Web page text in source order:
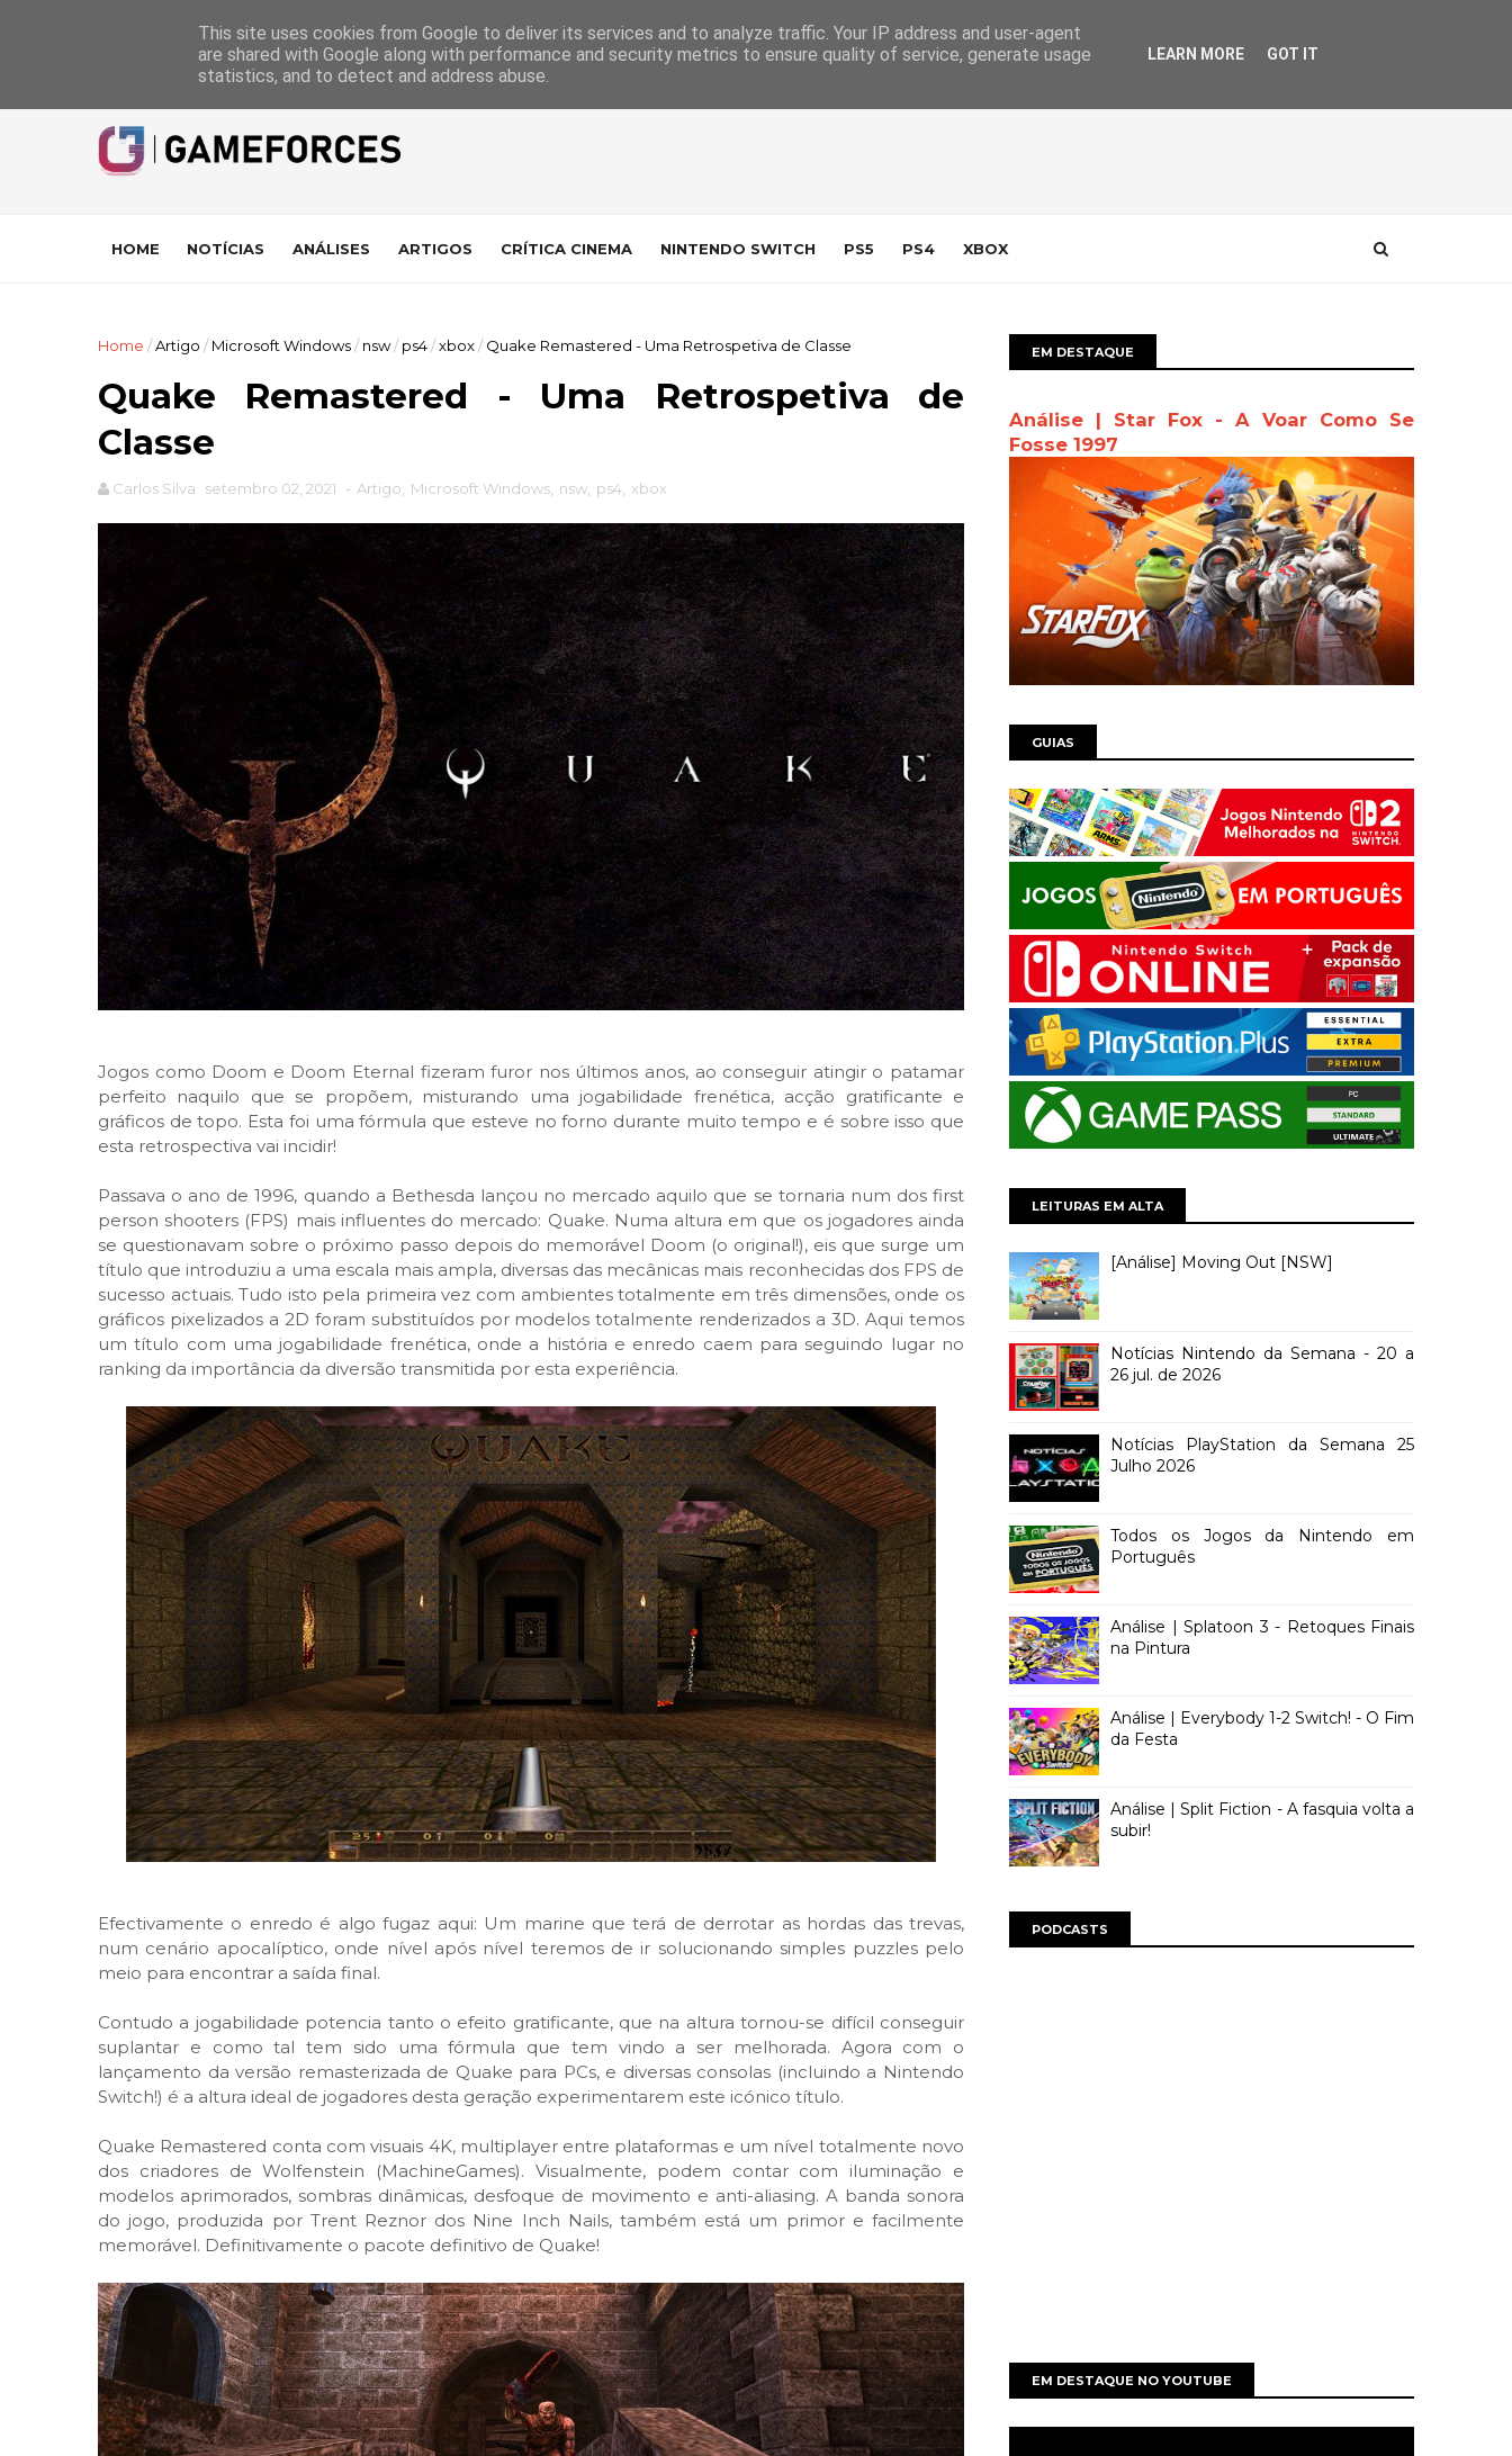
A equipa Pontuações das Análises Suporte da Indústria Contacto
HOME NOTÍCIAS ANÁLISES ARTIGOS CRÍTICA CINEMA NINTENDO SWITCH PS5 PS4 XBOX
Home /Artigo / Microsoft Windows/ nsw/ ps4/xbox/ Quake Remastered - Uma Retrospetiva de Classe
Quake Remastered - Uma Retrospetiva de
Classe
Carlos Silva setembro 02, 2021 - Artigo Microsoft Windows nsw ps4 xbox
Jogos como Doom e Doom Eternal fizeram furor nos últimos anos, ao conseguir atingir o patamar
perfeito naquilo que se propõem, misturando uma jogabilidade frenética, acção gratificante e
gráficos de topo. Esta foi uma fórmula que esteve no forno durante muito tempo e é sobre isso que
esta retrospectiva vai incidir!
Passava o ano de 1996, quando a Bethesda lançou no mercado aquilo que se tornaria num dos first
person shooters (FPS) mais influentes do mercado: Quake. Numa altura em que os jogadores ainda
se questionavam sobre o próximo passo depois do memorável Doom (o original!), eis que surge um
título que introduziu a uma escala mais ampla, diversas das mecânicas mais reconhecidas dos FPS de
sucesso actuais. Tudo isto pela primeira vez com ambientes totalmente em três dimensões, onde os
gráficos pixelizados a 2D foram substituídos por modelos totalmente renderizados a 3D. Aqui temos
um título com uma jogabilidade frenética, onde a história e enredo caem para seguindo lugar no
ranking da importância da diversão transmitida por esta experiência.
Efectivamente o enredo é algo fugaz aqui: Um marine que terá de derrotar as hordas das trevas,
num cenário apocalíptico, onde nível após nível teremos de ir solucionando simples puzzles pelo
meio para encontrar a saída final.
Contudo a jogabilidade potencia tanto o efeito gratificante, que na altura tornou-se difícil conseguir
suplantar e como tal tem sido uma fórmula que tem vindo a ser melhorada. Agora com o
lançamento da versão remasterizada de Quake para PCs, e diversas consolas (incluindo a Nintendo
Switch!) é a altura ideal de jogadores desta geração experimentarem este icónico título.
Quake Remastered conta com visuais 4K, multiplayer entre plataformas e um nível totalmente novo
dos criadores de Wolfenstein (MachineGames). Visualmente, podem contar com iluminação e
modelos aprimorados, sombras dinâmicas, desfoque de movimento e anti-aliasing. A banda sonora
do jogo, produzida por Trent Reznor dos Nine Inch Nails, também está um primor e facilmente
memorável. Definitivamente o pacote definitivo de Quake!
EM DESTAQUE
Análise | Star Fox - A Voar Como Se
Fosse 1997
GUIAS
LEITURAS EM ALTA
[Análise] Moving Out [NSW]
Notícias Nintendo da Semana - 20 a
26 jul. de 2026
Notícias PlayStation da Semana 25
Julho 2026
Todos os Jogos da Nintendo em
Português
Análise | Splatoon 3 - Retoques Finais
na Pintura
Análise | Everybody 1-2 Switch! - O Fim
da Festa
Análise | Split Fiction - A fasquia volta a
subir!
PODCASTS
EM DESTAQUE NO YOUTUBE
This site uses cookies from Google to deliver its services and to analyze traffic. Your IP address and user-agent
are shared with Google along with performance and security metrics to ensure quality of service, generate usage
statistics, and to detect and address abuse.
LEARN MORE GOT IT